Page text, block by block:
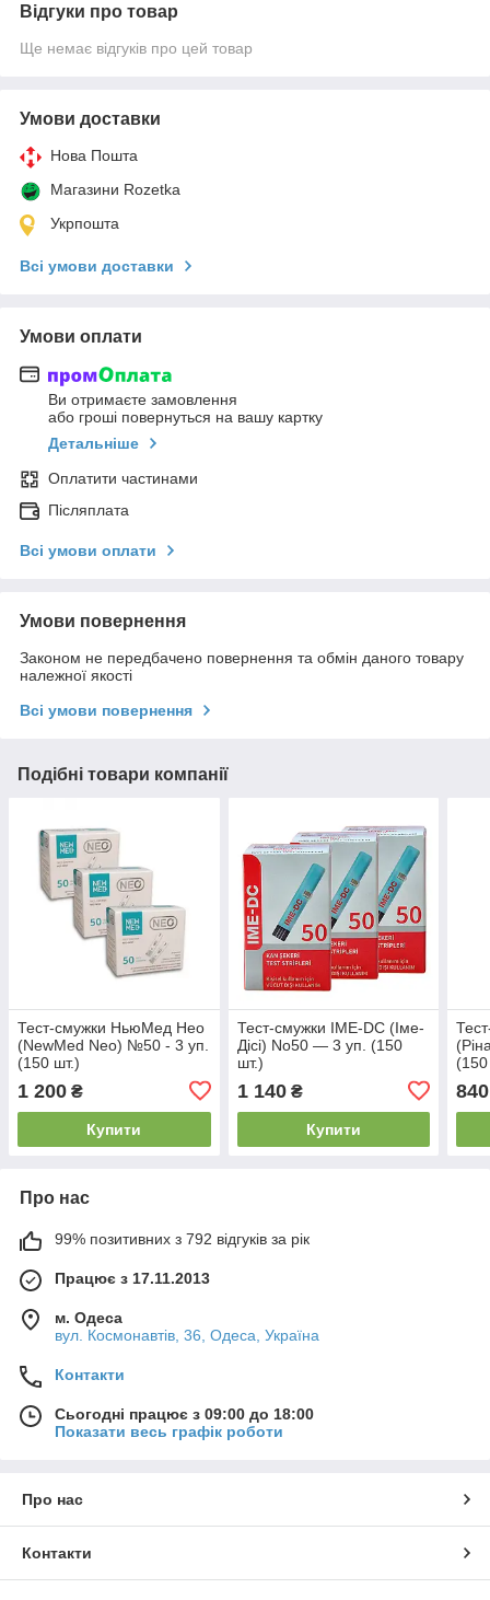
Відгуки про товар
Ще немає відгуків про цей товар
Умови доставки
Нова Пошта
Магазини Rozetka
Укрпошта
Всі умови доставки
Умови оплати
Ви отримаєте замовлення
або гроші повернуться на вашу картку
Детальніше
Оплатити частинами
Післяплата
Всі умови оплати
Умови повернення
Законом не передбачено повернення та обмін даного товару
належної якості
Всі умови повернення
Подібні товари компанії
Тест-смужки НьюМед Нео
(NewMed Neo) №50 - 3 уп.
(150 шт.)
1 200 ₴
Купити
Тест-смужки IME-DC (Іме-
Дісі) No50 — 3 уп. (150
шт.)
1 140₴
Купити
840
Про нас
99% позитивних з 792 відгуків за рік
Працює з 17.11.2013
м. Одеса
вул. Космонавтів, 36, Одеса, Україна
Контакти
Сьогодні працює з 09:00 до 18:00
Показати весь графік роботи
Про нас
Контакти